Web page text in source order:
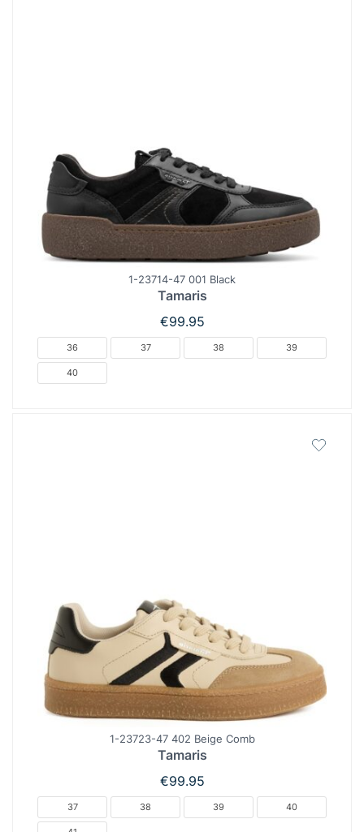
1-23714-47 001 Black
Tamaris
€99.95
36 37 38 39
40
1-23723-47 402 Beige Comb
Tamaris
€99.95
37 38 39 40